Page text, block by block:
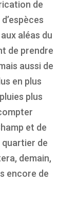
de
aléas du
de prendre
aussi de
en plus
plus
et de
quartier de
demain,
encore de